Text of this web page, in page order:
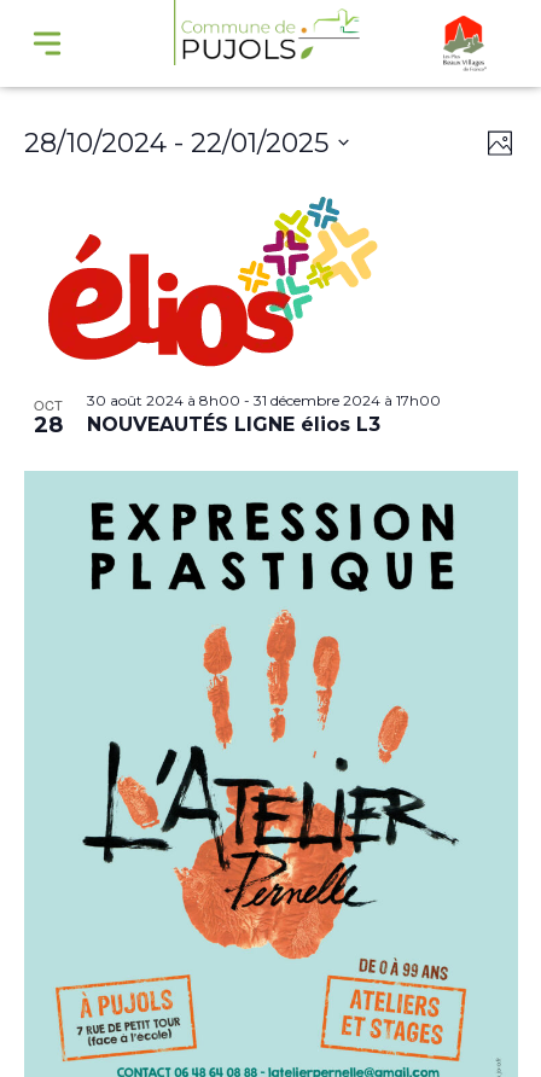
28/10/2024 - 22/01/2025
OCT
28
30 août 2024 à 8h00 - 31 décembre 2024 à 17h00
NOUVEAUTÉS LIGNE élios L3